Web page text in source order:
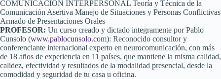
COMUNICACIÓN INTERPERSONAL Teoría y Técnica de la
Comunicación Asertiva Manejo de Situaciones y Personas Conflictivas
Armado de Presentaciones Orales
PROFESOR: Un curso creado y dictado integramente por Pablo
Cunsolo (www.pablocunsolo.com): Reconocido consultor y
conferenciante internacional experto en neurocomunicación, con más
de 18 años de experiencia en 11 países, que mantiene la misma calidad,
calidez, efectividad y resultados de la modalidad presencial, desde la
comodidad y seguridad de tu casa u oficina.